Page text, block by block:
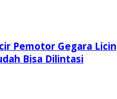
Pemotor Gegara
Bisa Dilintasi